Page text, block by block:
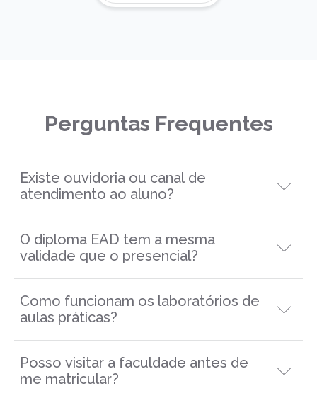
Perguntas Frequentes
Existe ouvidoria ou canal de
atendimento ao aluno?
Sim, para dúvidas e sugestões.
O diploma EAD tem a mesma
validade que o presencial?
Sim, ambos são reconhecidos oficialmente.
Como funcionam os laboratórios de
aulas práticas?
Eles são usados durante as disciplinas específicas,
com acompanhamento técnico.
Posso visitar a faculdade antes de
me matricular?